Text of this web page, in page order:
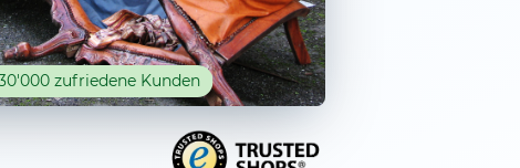
zufriedene Kunden